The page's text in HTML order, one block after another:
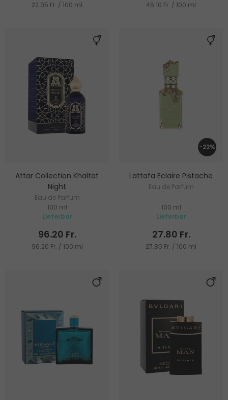
22.05 Fr. / 100 ml 45.10 Fr. / 100 ml
Attar Collection Khaltat
Night
Eau de Parfum
100 ml
Lieferbar
96.20 Fr.
96.20 Fr. / 100 ml
-22%
Lattafa Eclaire Pistache
Eau de Parfum
100 ml
Lieferbar
27.80 Fr.
27.80 Fr. / 100 ml